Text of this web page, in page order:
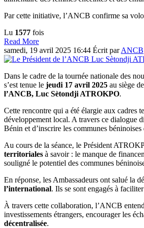
Par cette initiative, l’ANCB confirme sa
Lu 1577 fois
Read More
samedi, 19 avril 2025 16:44 Écrit parANCB
Dans le cadre de la tournée nationale des
s’est tenue le jeudi 17 avril 2025 au siège
l’ANCB, Luc Sètondji ATROKPO.
Cette rencontre qui a été élargie aux cadres
développement local. A travers ce dialogue
Bénin et d’inscrire les communes béninoises
Au cours de la séance, le Président
territoriales à savoir : le manque de
souligné le potentiel des communes
En réponse, les Ambassadeurs ont salué la
l’international. Ils se sont engagés à
À travers cette collaboration, l’ANCB entend
investissements étrangers, encourager les
décentralisée.